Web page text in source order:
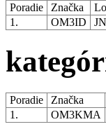
Poradie Značka
1.
OM3ID
Poradie Značka
1.
OM3KMA